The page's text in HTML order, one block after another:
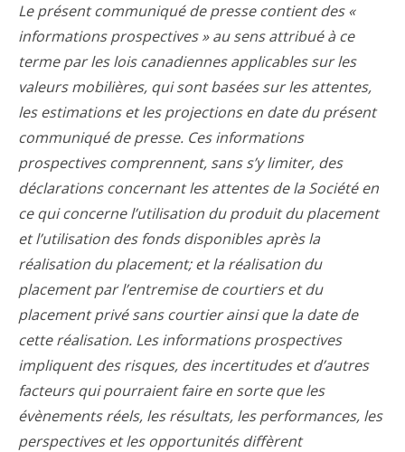
Le présent communiqué de presse contient des «
informations prospectives » au sens attribué à ce
terme par les lois canadiennes applicables sur les
valeurs mobilières, qui sont basées sur les attentes,
les estimations et les projections en date du présent
communiqué de presse. Ces informations
prospectives comprennent, sans s’y limiter, des
déclarations concernant les attentes de la Société en
ce qui concerne l’utilisation du produit du placement
et l’utilisation des fonds disponibles après la
réalisation du placement; et la réalisation du
placement par l’entremise de courtiers et du
placement privé sans courtier ainsi que la date de
cette réalisation. Les informations prospectives
impliquent des risques, des incertitudes et d’autres
facteurs qui pourraient faire en sorte que les
évènements réels, les résultats, les performances, les
perspectives et les opportunités diffèrent